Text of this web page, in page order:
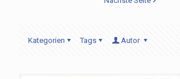
Kategorien Tags Autor